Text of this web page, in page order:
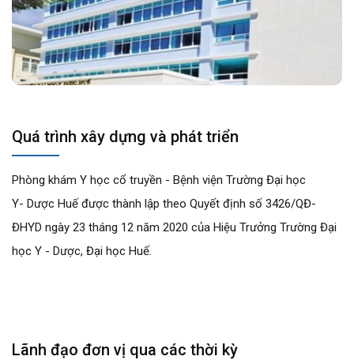
Quá trình xây dựng và phát triển
Phòng khám Y học cổ truyền - Bệnh viện Trường Đại học
Y- Dược Huế được thành lập theo Quyết định số 3426/QĐ-
ĐHYD ngày 23 tháng 12 năm 2020 của Hiệu Trưởng Trường Đại
học Y - Dược, Đại học Huế.
Lãnh đạo đơn vị qua các thời kỳ